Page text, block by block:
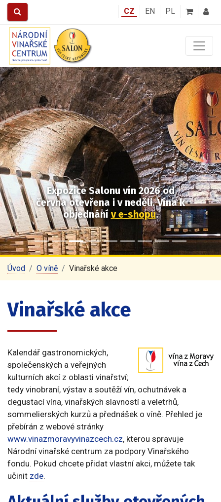
CZ EN PL
Expozice Salonu vín 2026od
června otevřena i v neděli.Vína k
objednání v e-shopu.
Předchozí Další
Úvod O víně Vinařské akce
Vinařské akce
Kalendář gastronomických,
společenských a veřejných
kulturních akcí z oblasti vinařství;
tedy vinobraní, výstav a soutěží vín, ochutnávek a
degustací vína, vinařských slavností a veletrhů,
sommelierských kurzů a přednášek o víně. Přehled je
přebírán z webové stránky
www.vinazmoravyvinazcech.cz, kterou spravuje
Národní vinařské centrum za podpory Vinařského
fondu. Pokud chcete přidat vlastní akci, můžete tak
učinit zde.